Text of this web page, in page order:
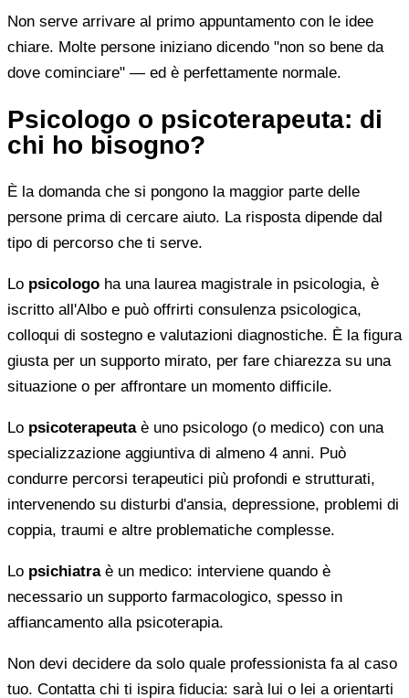
Non serve arrivare al primo appuntamento con le idee
chiare. Molte persone iniziano dicendo "non so bene da
dove cominciare" — ed è perfettamente normale.
Psicologo o psicoterapeuta: di
chi ho bisogno?
È la domanda che si pongono la maggior parte delle
persone prima di cercare aiuto. La risposta dipende dal
tipo di percorso che ti serve.
Lo psicologo ha una laurea magistrale in psicologia, è
iscritto all'Albo e può offrirti consulenza psicologica,
colloqui di sostegno e valutazioni diagnostiche. È la figura
giusta per un supporto mirato, per fare chiarezza su una
situazione o per affrontare un momento difficile.
Lo psicoterapeutaè uno psicologo (o medico) con una
specializzazione aggiuntiva di almeno 4 anni. Può
condurre percorsi terapeutici più profondi e strutturati,
intervenendo su disturbi d'ansia, depressione, problemi di
coppia, traumi e altre problematiche complesse.
Lo psichiatraè un medico: interviene quando è
necessario un supporto farmacologico, spesso in
affiancamento alla psicoterapia.
Non devi decidere da solo quale professionista fa al caso
tuo. Contatta chi ti ispira fiducia: sarà lui o lei a orientarti